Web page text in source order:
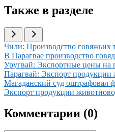
Также в разделе
Иллюстрация новости
Чили: Производство говяжьих
Иллюстрация новости
В Парагвае производство
Иллюстрация новости
Уругвай: Экспортные цены на
Иллюстрация новости
Парагвай: Экспорт продукции
Иллюстрация новости
Магаданский суд оштрафовал
Иллюстрация новости
Экспорт продукции
Комментарии (0)